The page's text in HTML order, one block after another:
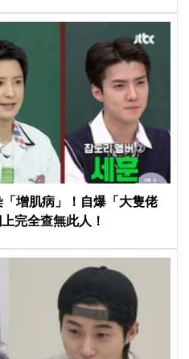
增肌病」！自爆「大隻佬
完全查無此人！